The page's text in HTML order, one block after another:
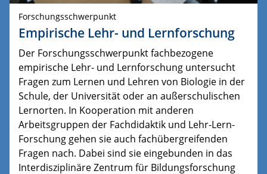
Forschungsschwerpunkt
Empirische Lehr- und Lernforschung
Der Forschungsschwerpunkt fachbezogene
empirische Lehr- und Lernforschung untersucht
Fragen zum Lernen und Lehren von Biologie in der
Schule, der Universität oder an außerschulischen
Lernorten. In Kooperation mit anderen
Arbeitsgruppen der Fachdidaktik und Lehr-Lern-
Forschung gehen sie auch fachübergreifenden
Fragen nach. Dabei sind sie eingebunden in das
Interdisziplinäre Zentrum für Bildungsforschung